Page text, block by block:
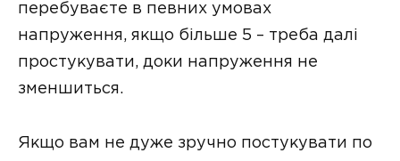
перебуваєте в певних умовах
напруження, якщо більше 5 – треба далі
простукувати, доки напруження не
зменшиться.
Якщо вам не дуже зручно постукувати по